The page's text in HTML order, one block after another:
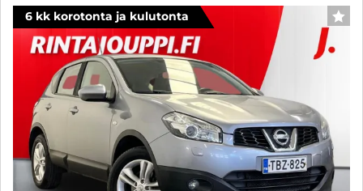
6 kk korotonta ja kulutonta